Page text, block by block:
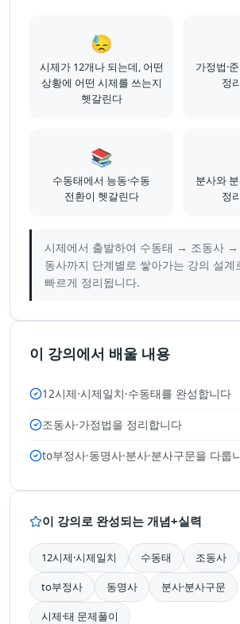
😓
시제가 12개나 되는데, 어떤
상황에 어떤 시제를 쓰는지
헷갈린다
가정법·
정
📚
수동태에서 능동·수동
전환이 헷갈린다
분사와
정
시제에서 출발하여 수동태 → 조동사
동사까지 단계별로 쌓아가는 강의 설계
빠르게 정리됩니다.
이 강의에서 배울 내용
12시제·시제일치·수동태를 완성합니다
조동사·가정법을 정리합니다
to부정사·동명사·분사·분사구문을 다룹
이 강의로 완성되는 개념+실력
12시제·시제일치 수동태 조동사
to부정사 동명사 분사·분사구문
시제·태 문제풀이